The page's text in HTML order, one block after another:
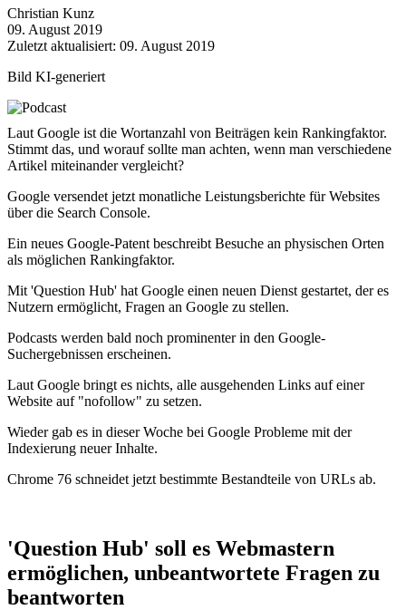
Christian Kunz
09. August 2019
Zuletzt aktualisiert: 09. August 2019
Bild KI-generiert
Laut Google ist die Wortanzahl von Beiträgen kein Rankingfaktor.
Stimmt das, und worauf sollte man achten, wenn man verschiedene
Artikel miteinander vergleicht?
Google versendet jetzt monatliche Leistungsberichte für Websites
über die Search Console.
Ein neues Google-Patent beschreibt Besuche an physischen Orten
als möglichen Rankingfaktor.
Mit 'Question Hub' hat Google einen neuen Dienst gestartet, der es
Nutzern ermöglicht, Fragen an Google zu stellen.
Podcasts werden bald noch prominenter in den Google-
Suchergebnissen erscheinen.
Laut Google bringt es nichts, alle ausgehenden Links auf einer
Website auf "nofollow" zu setzen.
Wieder gab es in dieser Woche bei Google Probleme mit der
Indexierung neuer Inhalte.
Chrome 76 schneidet jetzt bestimmte Bestandteile von URLs ab.
'Question Hub' soll es Webmastern
ermöglichen, unbeantwortete Fragen zu
beantworten